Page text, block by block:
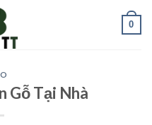
0
Gỗ Tại Nhà